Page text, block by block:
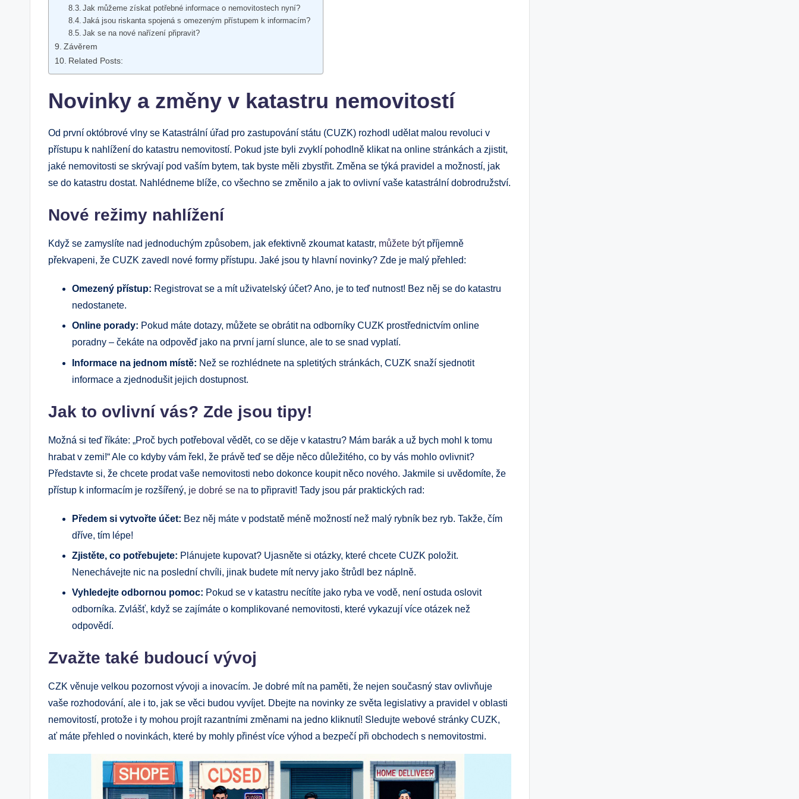
Jak můžeme získat potřebné informace o nemovitostech nyní?
Jaká jsou riskanta spojená s omezeným přístupem k informacím?
Jak se na nové nařízení připravit?
Závěrem
Related Posts:
Novinky a změny v katastru nemovitostí
Od první októbrové vlny se Katastrální úřad pro zastupování státu (CUZK) rozhodl udělat malou revoluci v
přístupu k nahlížení do katastru nemovitostí. Pokud jste byli zvyklí pohodlně klikat na online stránkách a zjistit,
jaké nemovitosti se skrývají pod vaším bytem, tak byste měli zbystřit. Změna se týká pravidel a možností, jak
se do katastru dostat. Nahlédneme blíže, co všechno se změnilo a jak to ovlivní vaše katastrální dobrodružství.
Nové režimy nahlížení
Když se zamyslíte nad jednoduchým způsobem, jak efektivně zkoumat katastr, můžete býtpříjemně
překvapeni, že CUZK zavedl nové formy přístupu. Jaké jsou ty hlavní novinky? Zde je malý přehled:
Omezený přístup: Registrovat se a mít uživatelský účet? Ano, je to teď nutnost! Bez něj se do katastru
nedostanete.
Online porady: Pokud máte dotazy, můžete se obrátit na odborníky CUZK prostřednictvím online
poradny – čekáte na odpověď jako na první jarní slunce, ale to se snad vyplatí.
Informace na jednom místě: Než se rozhlédnete na spletitých stránkách, CUZK snaží sjednotit
informace a zjednodušit jejich dostupnost.
Jak to ovlivní vás? Zde jsou tipy!
Možná si teď říkáte: „Proč bych potřeboval vědět, co se děje v katastru? Mám barák a už bych mohl k tomu
hrabat v zemi!“ Ale co kdyby vám řekl, že právě teď se děje něco důležitého, co by vás mohlo ovlivnit?
Představte si, že chcete prodat vaše nemovitosti nebo dokonce koupit něco nového. Jakmile si uvědomíte, že
přístup k informacím je rozšířený, je dobré se na to připravit! Tady jsou pár praktických rad:
Předem si vytvořte účet: Bez něj máte v podstatě méně možností než malý rybník bez ryb. Takže, čím
dříve, tím lépe!
Zjistěte, co potřebujete: Plánujete kupovat? Ujasněte si otázky, které chcete CUZK položit.
Nenechávejte nic na poslední chvíli, jinak budete mít nervy jako štrůdl bez náplně.
Vyhledejte odbornou pomoc: Pokud se v katastru necítíte jako ryba ve vodě, není ostuda oslovit
odborníka. Zvlášť, když se zajímáte o komplikované nemovitosti, které vykazují více otázek než
odpovědí.
Zvažte také budoucí vývoj
CZK věnuje velkou pozornost vývoji a inovacím. Je dobré mít na paměti, že nejen současný stav ovlivňuje
vaše rozhodování, ale i to, jak se věci budou vyvíjet. Dbejte na novinky ze světa legislativy a pravidel v oblasti
nemovitostí, protože i ty mohou projít razantními změnami na jedno kliknutí! Sledujte webové stránky CUZK,
ať máte přehled o novinkách, které by mohly přinést více výhod a bezpečí při obchodech s nemovitostmi.